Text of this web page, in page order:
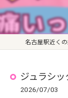
ジュラシッ
2026/07/03